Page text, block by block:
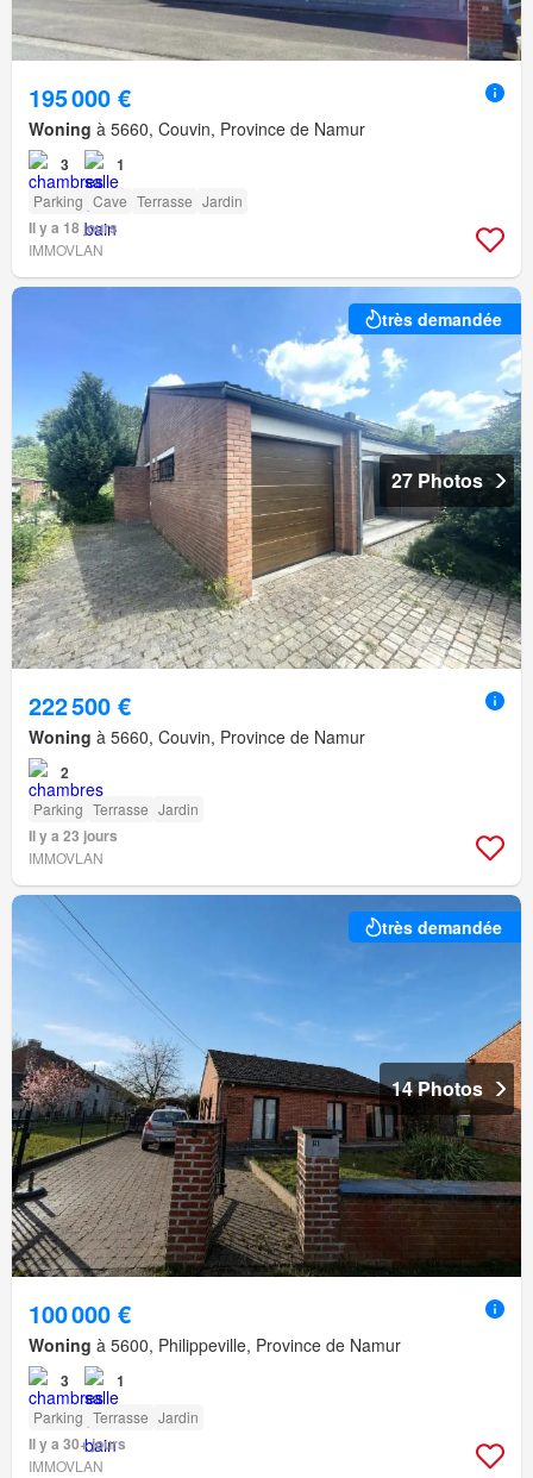
195 000 €
Woning à 5660, Couvin, Province de Namur
3 1
Parking Cave Terrasse Jardin
Il y a 18 jours
IMMOVLAN
très demandée
27 Photos
222 500 €
Woning à 5660, Couvin, Province de Namur
2
Parking Terrasse Jardin
Il y a 23 jours
IMMOVLAN
très demandée
14 Photos
100 000 €
Woning à 5600, Philippeville, Province de Namur
3 1
Parking Terrasse Jardin
Il y a 30+ jours
IMMOVLAN